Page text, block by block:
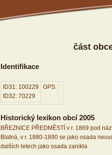
část
Identifikace
ID31: 100229
ID32: 70229
GPS:
Historický lexikon obcí 2005
BŘEZNICE PŘEDMĚSTÍ v r. 1869 pod
Blatná, v r. 1880-1890 se jako osada
dalších letech jako osada zanikla